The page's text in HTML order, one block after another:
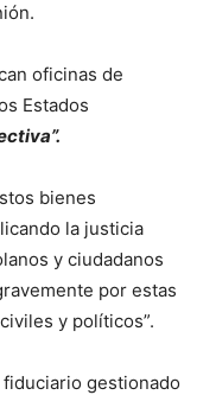
oficinas de
Estados
bienes
la justicia
y ciudadanos
por estas
y políticos”.
gestionado